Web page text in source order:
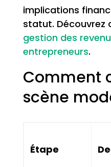
implications
statut. Découvrez
gestion des
entrepreneurs.
Comment
scène
Étape